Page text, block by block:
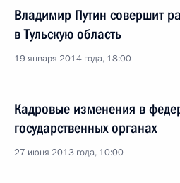
Владимир Путин совершит
в Тульскую область
19 января 2014 года, 18:00
Кадровые изменения в
государственных органах
27 июня 2013 года, 10:00